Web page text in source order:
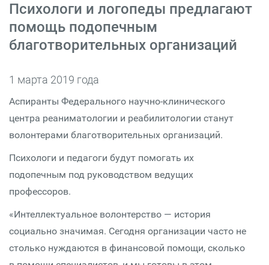
Психологи и логопеды предлагают
помощь подопечным
благотворительных организаций
1 марта 2019 года
Аспиранты Федерального научно-клинического
центра реаниматологии и реабилитологии станут
волонтерами благотворительных организаций.
Психологи и педагоги будут помогать их
подопечным под руководством ведущих
профессоров.
«Интеллектуальное волонтерство — история
социально значимая. Сегодня организации часто не
столько нуждаются в финансовой помощи, сколько